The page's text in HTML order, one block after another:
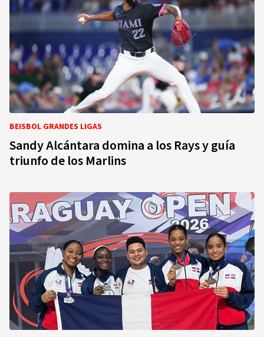
BEISBOL GRANDES LIGAS
Sandy Alcántara domina a los Rays y guía
triunfo de los Marlins